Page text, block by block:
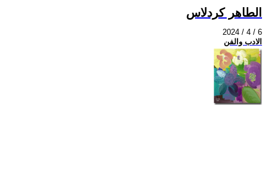
الطاهر كردلاس
2024 / 4 / 6
الادب والفن